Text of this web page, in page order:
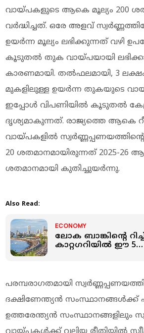
വായ്പകളുടെ ആകെ മൂല്യം 200
വർദ്ധിച്ചത്. ഒരേ അളവ്
ഉയർന്ന മൂല്യം ലഭിക്കുന്നത് വഴി
കൂടുതൽ തുക വായ്പയായി
കാരണമായി. തൽഫലമായി, 3
മുകളിലുള്ള ഉയർന്ന തുകയുടെ
ഇപ്പോൾ വിപണിയിൽ കൂടുതൽ
ദൃശ്യമാകുന്നത്. രാജ്യത്തെ ആകെ
വായ്പകളിൽ സ്വർണ്ണപ്പണയത്തിന്റെ
20 ശതമാനമായിരുന്നത് 2025-26
ശതമാനമായി കുതിച്ചുയർന്നു.
Also Read:
ECONOMY
ലോക ബാങ്കിന്റെ
കാറ്റഗറിയില്‍ ഈ 5
പരമ്പരാഗതമായി
ദക്ഷിണേന്ത്യൻ സംസ്ഥാനങ്ങൾക്ക്
ഉത്തരേന്ത്യൻ സംസ്ഥാനങ്ങളിലും